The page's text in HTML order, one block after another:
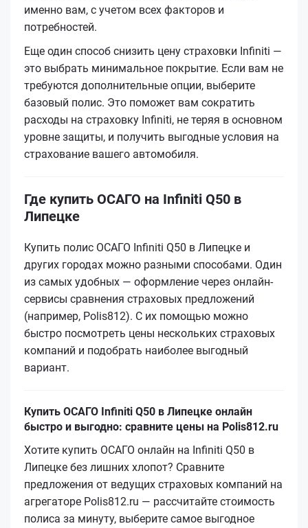
именно вам, с учетом всех факторов и
потребностей.
Еще один способ снизить цену страховки Infiniti —
это выбрать минимальное покрытие. Если вам не
требуются дополнительные опции, выберите
базовый полис. Это поможет вам сократить
расходы на страховку Infiniti, не теряя в основном
уровне защиты, и получить выгодные условия на
страхование вашего автомобиля.
Где купить ОСАГО на Infiniti Q50 в
Липецке
Купить полис ОСАГО Infiniti Q50 в Липецке и
других городах можно разными способами. Один
из самых удобных — оформление через онлайн-
сервисы сравнения страховых предложений
(например, Polis812). С их помощью можно
быстро посмотреть цены нескольких страховых
компаний и подобрать наиболее выгодный
вариант.
Купить ОСАГО Infiniti Q50 в Липецке онлайн
быстро и выгодно: сравните цены на Polis812.ru
Хотите купить ОСАГО онлайн на Infiniti Q50 в
Липецке без лишних хлопот? Сравните
предложения от ведущих страховых компаний на
агрегаторе Polis812.ru — рассчитайте стоимость
полиса за минуту, выберите самое выгодное